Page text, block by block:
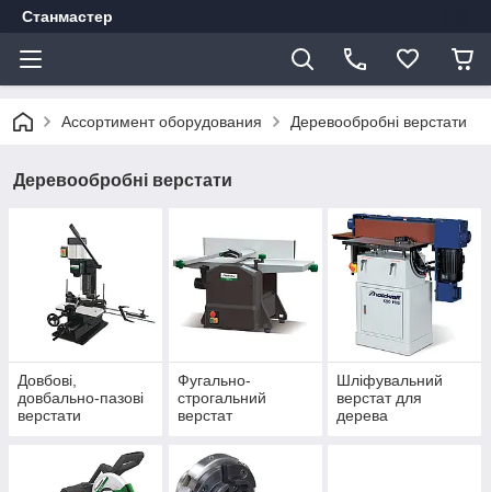
Станмастер
Ассортимент оборудования Деревообробні верстати
Деревообробні верстати
Довбові,
довбально-пазові
верстати
Фугально-
строгальний
верстат
Шліфувальний
верстат для
дерева